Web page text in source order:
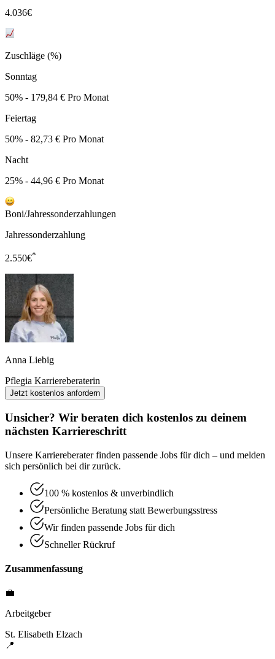
4.036€
Zuschläge (%)
Sonntag
50% - 179,84 € Pro Monat
Feiertag
50% - 82,73 € Pro Monat
Nacht
25% - 44,96 € Pro Monat
Boni/Jahressonderzahlungen
Jahressonderzahlung
2.550€*
Anna Liebig
Pflegia Karriereberaterin
Jetzt kostenlos anfordern
Unsicher? Wir beraten dich kostenlos zu deinem
nächsten Karriereschritt
Unsere Karriereberater finden passende Jobs für dich – und melden
sich persönlich bei dir zurück.
100 % kostenlos & unverbindlich
Persönliche Beratung statt Bewerbungsstress
Wir finden passende Jobs für dich
Schneller Rückruf
Zusammenfassung
💼
Arbeitgeber
St. Elisabeth Elzach
📍